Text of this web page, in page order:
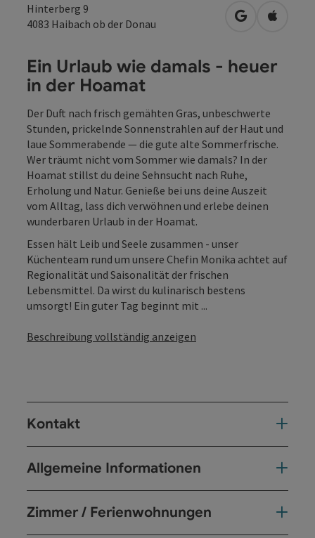
Hinterberg 9
4083 Haibach ob der Donau in Google
in
Ein Urlaub wie damals - heuer
in der Hoamat
Der Duft nach frisch gemähten Gras, unbeschwerte
Stunden, prickelnde Sonnenstrahlen auf der Haut und
laue Sommerabende — die gute alte Sommerfrische.
Wer träumt nicht vom Sommer wie damals? In der
Hoamat stillst du deine Sehnsucht nach Ruhe,
Erholung und Natur. Genieße bei uns deine Auszeit
vom Alltag, lass dich verwöhnen und erlebe deinen
wunderbaren Urlaub in der Hoamat.
Essen hält Leib und Seele zusammen - unser
Küchenteam rund um unsere Chefin Monika achtet auf
Regionalität und Saisonalität der frischen
Lebensmittel. Da wirst du kulinarisch bestens
umsorgt! Ein guter Tag beginnt mit ...
Beschreibung vollständig anzeigen
Kontakt
Allgemeine Informationen
Zimmer / Ferienwohnungen